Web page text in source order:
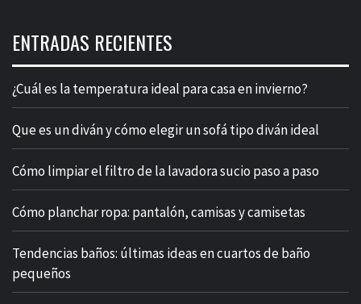
ENTRADAS RECIENTES
¿Cuál es la temperatura ideal para casa en invierno?
Que es un diván y cómo elegir un sofá tipo diván ideal
Cómo limpiar el filtro de la lavadora sucio paso a paso
Cómo planchar ropa: pantalón, camisas y camisetas
Tendencias baños: últimas ideas en cuartos de baño
pequeños